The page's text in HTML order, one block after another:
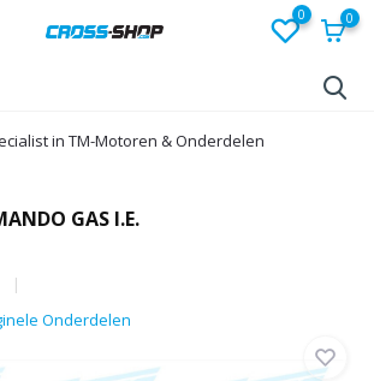
0 0
in TM-Motoren & Onderdelen
GAS I.E.
Onderdelen